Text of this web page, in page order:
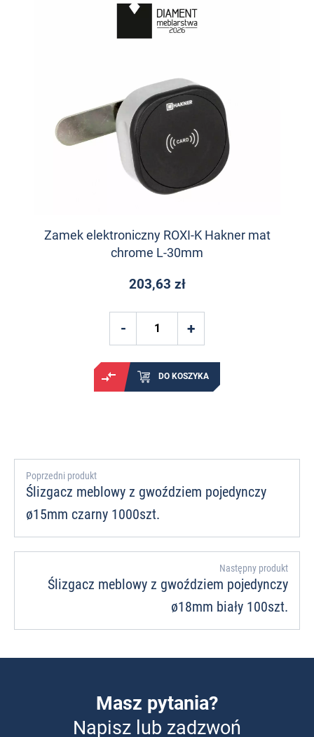
Zamek elektroniczny ROXI-K Hakner mat
chrome L-30mm
203,63 zł
DO KOSZYKA
Poprzedni produkt
Ślizgacz meblowy z gwoździem pojedynczy
ø15mm czarny 1000szt.
Następny produkt
Ślizgacz meblowy z gwoździem pojedynczy
ø18mm biały 100szt.
Masz pytania?
Napisz lub zadzwoń